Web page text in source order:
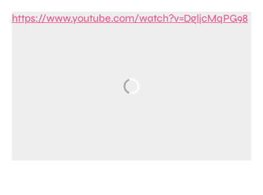
https://www.youtube.com/watch?v=DgljcMqPG98